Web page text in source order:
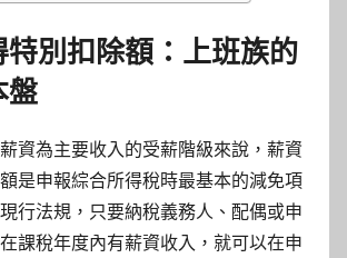
特別扣除額：上班族的
盤
資為主要收入的受薪階級來說，薪資
是申報綜合所得稅時最基本的減免項
行法規，只要納稅義務人、配偶或申
課稅年度內有薪資收入，就可以在申